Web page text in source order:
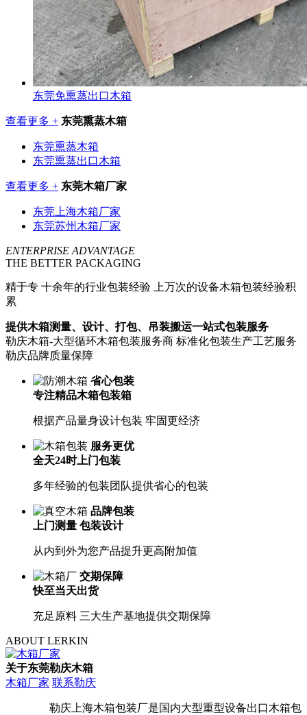
东莞免熏蒸出口木箱
查看更多 + 东莞熏蒸木箱
东莞熏蒸木箱
东莞熏蒸出口木箱
查看更多 + 东莞木箱厂家
东莞上海木箱厂家
东莞苏州木箱厂家
ENTERPRISE ADVANTAGE
THE BETTER PACKAGING
精于专 十余年的行业包装经验 上万次的设备木箱包装经验积
累
提供木箱测量、设计、打包、吊装搬运一站式包装服务
勒庆木箱-大型循环木箱包装服务商 标准化包装生产工艺服务
勒庆品牌质量保障
省心包装
专注精品木箱包装箱
根据产品量身设计包装 牢固更经济
服务更优
全天24时上门包装
多年经验的包装团队提供省心的包装
品牌包装
上门测量 包装设计
从内到外为您产品提升更高附加值
交期保障
快至当天出货
充足原料 三大生产基地提供交期保障
ABOUT LERKIN
关于东莞勒庆木箱
木箱厂家 联系勒庆
勒庆上海木箱包装厂是国内大型重型设备出口木箱包